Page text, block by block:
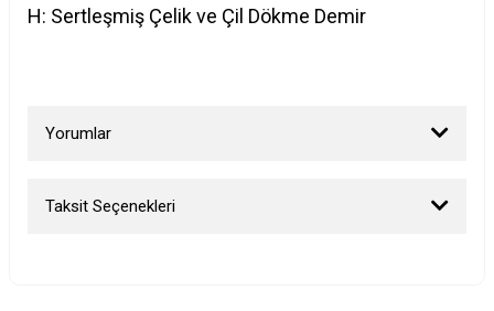
H: Sertleşmiş Çelik ve Çil Dökme Demir
Yorumlar
Taksit Seçenekleri